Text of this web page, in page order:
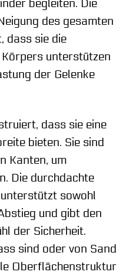
begleiten. Die
des gesamten
dass sie die
unterstützen
der Gelenke
dass sie eine
bieten. Sie sind
Kanten, um
Die durchdachte
sowohl
und gibt den
der Sicherheit.
sind oder von Sand
Oberflächenstruktur